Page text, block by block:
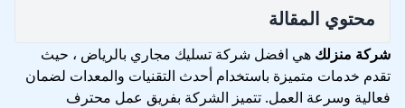
محتوي المقالة
شركة منزلك هي افضل شركة تسليك مجاري بالرياض ، حيث
تقدم خدمات متميزة باستخدام أحدث التقنيات والمعدات لضمان
فعالية وسرعة العمل. تتميز الشركة بفريق عمل محترف